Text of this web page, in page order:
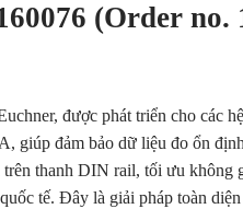
(Order no.
được phát triển cho các
giúp đảm bảo dữ liệu đo ổn
thanh DIN rail, tối ưu không
tế. Đây là giải pháp toàn